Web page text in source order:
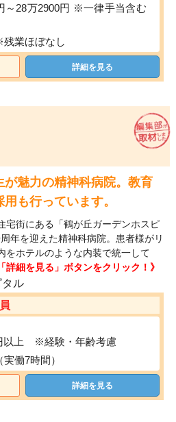
～28万2900円 ※一律手当含む
業ほぼなし
詳細を見る
魅力の精神科病院。教育
も行っています。
宅街にある「鶴が丘ガーデンホスピ
年を迎えた精神科病院。患者様がリ
をホテルのような内装で統一して
細を見る」ボタンをクリック！》
以上 ※経験・年齢考慮
働7時間）
詳細を見る